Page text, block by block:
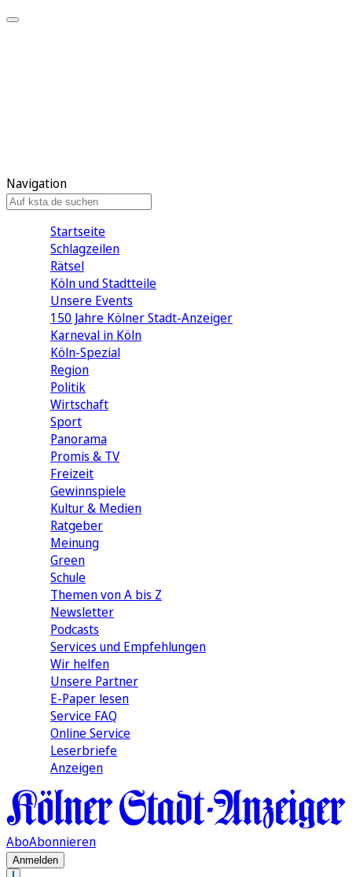
Navigation
Startseite
Schlagzeilen
Rätsel
Köln und Stadtteile
Unsere Events
150 Jahre Kölner Stadt-Anzeiger
Karneval in Köln
Köln-Spezial
Region
Politik
Wirtschaft
Sport
Panorama
Promis & TV
Freizeit
Gewinnspiele
Kultur & Medien
Ratgeber
Meinung
Green
Schule
Themen von A bis Z
Newsletter
Podcasts
Services und Empfehlungen
Wir helfen
Unsere Partner
E-Paper lesen
Service FAQ
Online Service
Leserbriefe
Anzeigen
AboAbonnieren
Anmelden